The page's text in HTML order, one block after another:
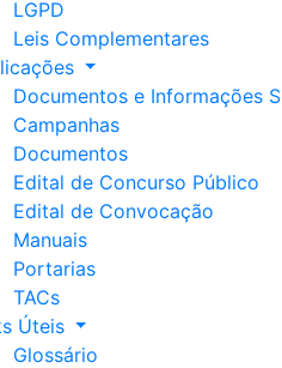
LGPD
Leis Complementares
Documentos e Informações
Campanhas
Documentos
Edital de Concurso Público
Edital de Convocação
Manuais
Portarias
TACs
Úteis
Glossário